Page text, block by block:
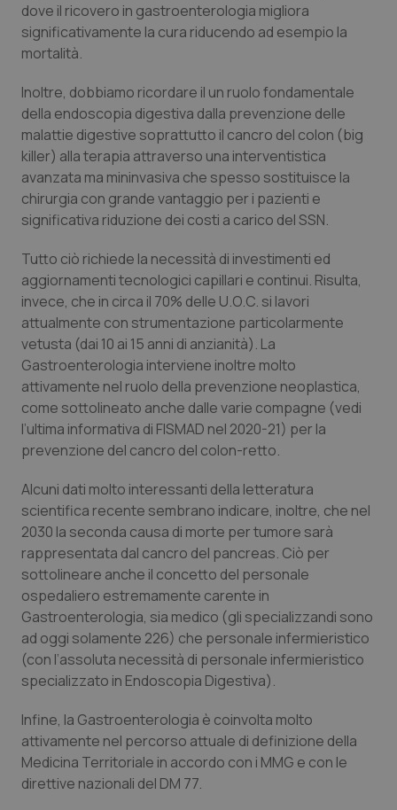
Valle D’Aosta
Veneto
Oncodermatologia
Oncoematologia
Oncologia & Nutrizione
Psoriasi & pelle
Quotidiano Cardiologia
Quotidiano Chirurgia
Quotidiano Oncologia
Quotidiano Pediatria
Rene & patologie urogenitali
Salute orale & impianti
Sangue & coagulazione
Tiroide
Tumore al seno
Tumore ovarico
Tumori del Polmone & Testa Collo
Tumori gastrointestinali
Ulcera & Reflusso
dove il ricovero in gastroenterologia migliora
significativamente la cura riducendo ad esempio la
mortalità.
Inoltre, dobbiamo ricordare il un ruolo fondamentale
della endoscopia digestiva dalla prevenzione delle
malattie digestive soprattutto il cancro del colon (big
killer) alla terapia attraverso una interventistica
avanzata ma mininvasiva che spesso sostituisce la
chirurgia con grande vantaggio per i pazienti e
significativa riduzione dei costi a carico del SSN.
Tutto ciò richiede la necessità di investimenti ed
aggiornamenti tecnologici capillari e continui. Risulta,
invece, che in circa il 70% delle U.O.C. si lavori
attualmente con strumentazione particolarmente
vetusta (dai 10 ai 15 anni di anzianità). La
Gastroenterologia interviene inoltre molto
attivamente nel ruolo della prevenzione neoplastica,
come sottolineato anche dalle varie compagne (vedi
l’ultima informativa di FISMAD nel 2020-21) per la
prevenzione del cancro del colon-retto.
Alcuni dati molto interessanti della letteratura
scientifica recente sembrano indicare, inoltre, che nel
2030 la seconda causa di morte per tumore sarà
rappresentata dal cancro del pancreas. Ciò per
sottolineare anche il concetto del personale
ospedaliero estremamente carente in
Gastroenterologia, sia medico (gli specializzandi sono
ad oggi solamente 226) che personale infermieristico
(con l’assoluta necessità di personale infermieristico
specializzato in Endoscopia Digestiva).
Infine, la Gastroenterologia è coinvolta molto
attivamente nel percorso attuale di definizione della
Medicina Territoriale in accordo con i MMG e con le
direttive nazionali del DM 77.